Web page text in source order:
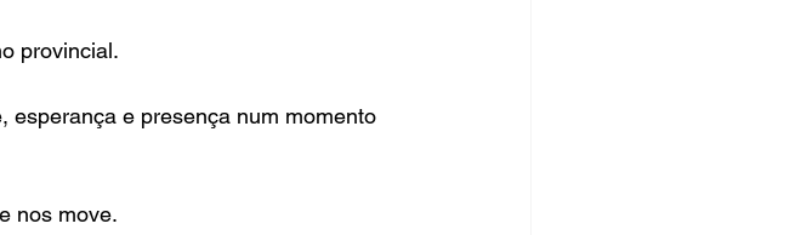
provincial.
esperança e presença num momento
nos move.